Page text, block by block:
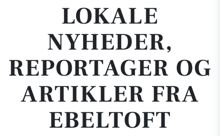
LOKALE
NYHEDER,
REPORTAGER OG
ARTIKLER FRA
EBELTOFT